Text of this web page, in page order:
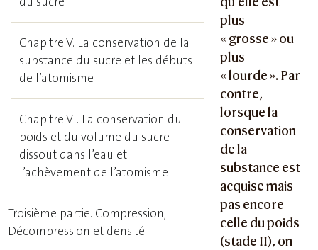
plus
« grosse » ou
plus
« lourde ». Par
contre,
lorsque la
conservation
de la
substance est
acquise mais
pas encore
celle du poids
(stade II), on
Chapitre V. La conservation de la
substance du sucre et les débuts
de l’atomisme
Chapitre VI. La conservation du
poids et du volume du sucre
dissout dans l’eau et
l’achèvement de l’atomisme
Troisième partie. Compression,
Décompression et densité